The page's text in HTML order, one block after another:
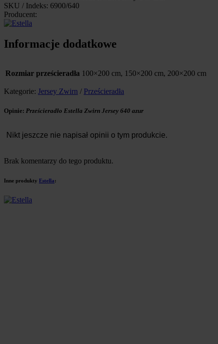
SKU / Indeks: 6900/640
Producent:
Informacje dodatkowe
Rozmiar prześcieradła 100×200 cm, 150×200 cm, 200×200 cm
Kategorie: Jersey Zwirn / Prześcieradła
Opinie: Prześcieradło Estella Zwirn Jersey 640 azur
Nikt jeszcze nie napisał opinii o tym produkcie.
Brak komentarzy do tego produktu.
Inne produkty Estella: